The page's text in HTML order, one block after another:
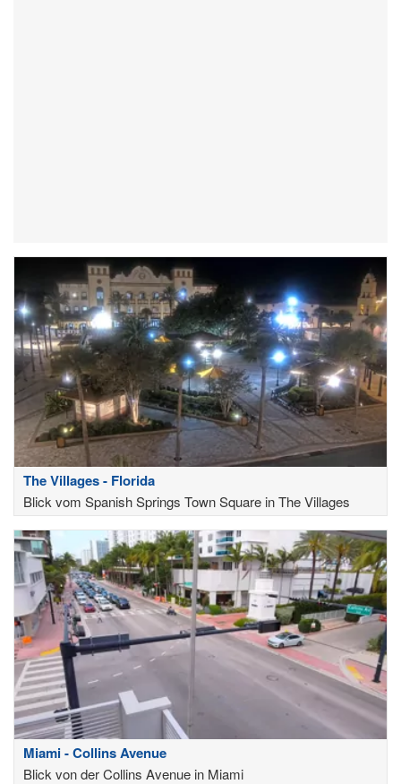
The Villages - Florida
Blick vom Spanish Springs Town Square in The Villages
Miami - Collins Avenue
Blick von der Collins Avenue in Miami